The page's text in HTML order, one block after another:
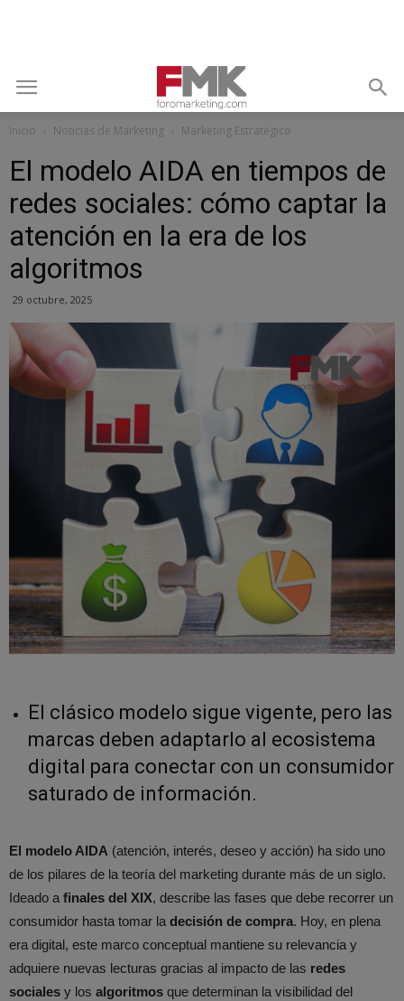
Inicio Noticias de Marketing Marketing Estratégico
El modelo AIDA en tiempos de
redes sociales: cómo captar la
atención en la era de los
algoritmos
29 octubre, 2025
El clásico modelo sigue vigente, pero las
marcas deben adaptarlo al ecosistema
digital para conectar con un consumidor
saturado de información.
El modelo AIDA (atención, interés, deseo y acción) ha sido uno
de los pilares de la teoría del marketing durante más de un siglo.
Ideado a finales del XIX, describe las fases que debe recorrer un
consumidor hasta tomar la decisión de compra. Hoy, en plena
era digital, este marco conceptual mantiene su relevancia y
adquiere nuevas lecturas gracias al impacto de las redes
sociales y los algoritmos que determinan la visibilidad del